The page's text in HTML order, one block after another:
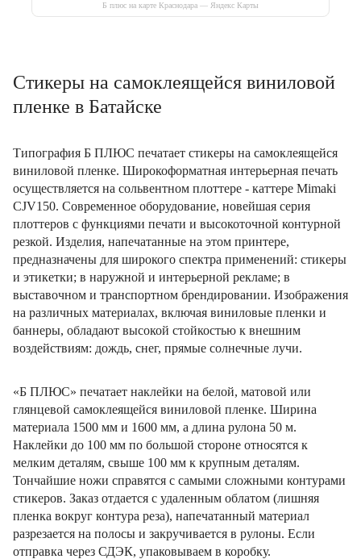
Б плюс на карте Краснодара — Яндекс Карты
Cтикеры на самоклеящейся виниловой
пленке в Батайске
Типография Б ПЛЮС печатает стикеры на самоклеящейся
виниловой пленке. Широкоформатная интерьерная печать
осуществляется на сольвентном плоттере - каттере Mimaki
CJV150. Современное оборудование, новейшая серия
плоттеров с функциями печати и высокоточной контурной
резкой. Изделия, напечатанные на этом принтере,
предназначены для широкого спектра применений: стикеры
и этикетки; в наружной и интерьерной рекламе; в
выставочном и транспортном брендировании. Изображения
на различных материалах, включая виниловые пленки и
баннеры, обладают высокой стойкостью к внешним
воздействиям: дождь, снег, прямые солнечные лучи.
«Б ПЛЮС» печатает наклейки на белой, матовой или
глянцевой самоклеящейся виниловой пленке. Ширина
материала 1500 мм и 1600 мм, а длина рулона 50 м.
Наклейки до 100 мм по большой стороне относятся к
мелким деталям, свыше 100 мм к крупным деталям.
Тончайшие ножи справятся с самыми сложными контурами
стикеров. Заказ отдается с удаленным облатом (лишняя
пленка вокруг контура реза), напечатанный материал
разрезается на полосы и закручивается в рулоны. Если
отправка через СДЭК, упаковываем в коробку.